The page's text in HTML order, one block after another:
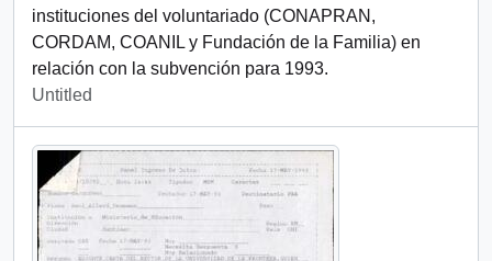
instituciones del voluntariado (CONAPRAN,
CORDAM, COANIL y Fundación de la Familia) en
relación con la subvención para 1993.
Untitled